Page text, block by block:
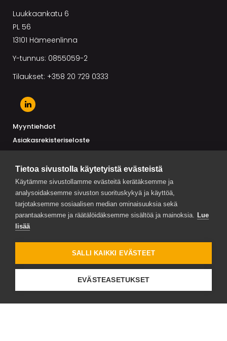
Luukkaankatu 6
PL 56
13101 Hämeenlinna
Y-tunnus: 0855059-2
Tilaukset: +358 20 729 0333
Myyntiehdot
Asiakasrekisteriseloste
Toimittajarekisteriseloste
AJANKOHTAISTA
Trendimaut Suomessa ja maailmalla 2026 on julkaistu
Maustepalvelu mukana Kasvuareenassa: ruokaviennin
seuraava vaihe vaatii luottamusta, saatavuutta ja
Tietoa sivustolla käytetyistä evästeistä
Käytämme sivustollamme evästeitä kerätäksemme ja
analysoidaksemme sivuston suorituskykyä ja käyttöä,
tarjotaksemme sosiaalisen median ominaisuuksia sekä
parantaaksemme ja räätälöidäksemme sisältöä ja mainoksia. Lue
lisää
SALLI KAIKKI EVÄSTEET
EVÄSTEASETUKSET